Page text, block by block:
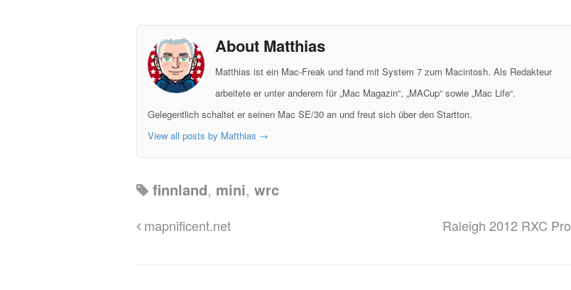
About Matthias
Matthias ist ein Mac-Freak und fand mit System 7 zum Macintosh. Als Redakteur
arbeitete er unter anderem für „Mac Magazin“, „MACup“ sowie „Mac Life“.
Gelegentlich schaltet er seinen Mac SE/30 an und freut sich über den Startton.
View all posts by Matthias →
finnland, mini, wrc
mapnificent.net Raleigh 2012 RXC Pro